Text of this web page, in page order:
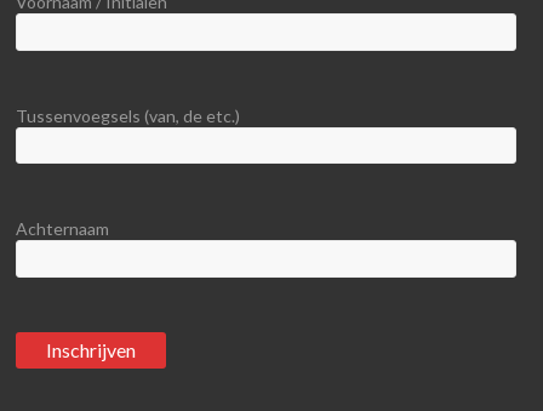
Tussenvoegsels (van, de etc.)
Achternaam